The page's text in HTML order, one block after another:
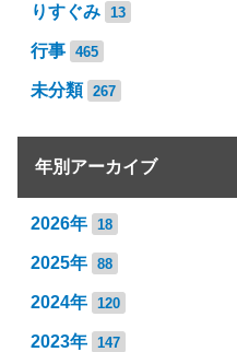
りすぐみ 13
行事 465
未分類 267
年別アーカイブ
2026年 18
2025年 88
2024年 120
2023年 147